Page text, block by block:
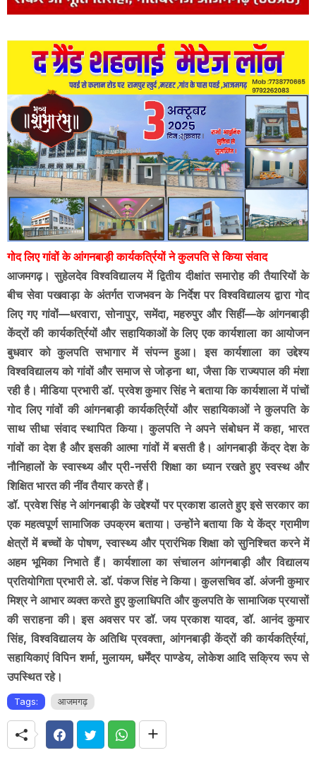
गोद लिए गांवों के आंगनबाड़ी कार्यकर्त्रियों ने कुलपति से किया संवाद
आजमगढ़। सुहेलदेव विश्वविद्यालय में द्वितीय दीक्षांत समारोह की तैयारियों के
बीच सेवा पखवाड़ा के अंतर्गत राजभवन के निर्देश पर विश्वविद्यालय द्वारा गोद
लिए गए गांवों—धरवारा, सोनापुर, समेंदा, महरुपुर और सिहीं—के आंगनबाड़ी
केंद्रों की कार्यकर्त्रियों और सहायिकाओं के लिए एक कार्यशाला का आयोजन
बुधवार को कुलपति सभागार में संपन्न हुआ। इस कार्यशाला का उद्देश्य
विश्वविद्यालय को गांवों और समाज से जोड़ना था, जैसा कि राज्यपाल की मंशा
रही है। मीडिया प्रभारी डॉ. प्रवेश कुमार सिंह ने बताया कि कार्यशाला में पांचों
गोद लिए गांवों की आंगनबाड़ी कार्यकर्त्रियों और सहायिकाओं ने कुलपति के
साथ सीधा संवाद स्थापित किया। कुलपति ने अपने संबोधन में कहा, भारत
गांवों का देश है और इसकी आत्मा गांवों में बसती है। आंगनबाड़ी केंद्र देश के
नौनिहालों के स्वास्थ्य और प्री-नर्सरी शिक्षा का ध्यान रखते हुए स्वस्थ और
शिक्षित भारत की नींव तैयार करते हैं।
डॉ. प्रवेश सिंह ने आंगनबाड़ी के उद्देश्यों पर प्रकाश डालते हुए इसे सरकार का
एक महत्वपूर्ण सामाजिक उपक्रम बताया। उन्होंने बताया कि ये केंद्र ग्रामीण
क्षेत्रों में बच्चों के पोषण, स्वास्थ्य और प्रारंभिक शिक्षा को सुनिश्चित करने में
अहम भूमिका निभाते हैं। कार्यशाला का संचालन आंगनबाड़ी और विद्यालय
प्रतियोगिता प्रभारी ले. डॉ. पंकज सिंह ने किया। कुलसचिव डॉ. अंजनी कुमार
मिश्र ने आभार व्यक्त करते हुए कुलाधिपति और कुलपति के सामाजिक प्रयासों
की सराहना की। इस अवसर पर डॉ. जय प्रकाश यादव, डॉ. आनंद कुमार
सिंह, विश्वविद्यालय के अतिथि प्रवक्ता, आंगनबाड़ी केंद्रों की कार्यकर्त्रियां,
सहायिकाएं विपिन शर्मा, मुलायम, धर्मेंद्र पाण्डेय, लोकेश आदि सक्रिय रूप से
उपस्थित रहे।
Tags: आजमगढ़